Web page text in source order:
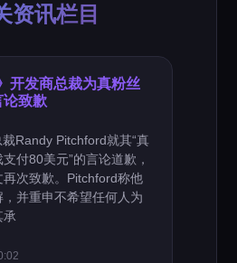
资讯栏目
开发商总裁为真粉丝
论致歉
Randy Pitchford就其“真
付80美元”的言论道歉，
再次致歉。Pitchford称他
并重申不希望任何人为
承